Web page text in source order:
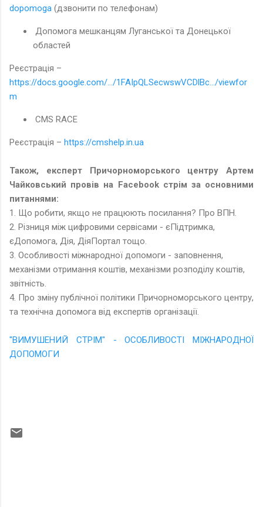
dopomoga (дзвонити по телефонам)
Допомога мешканцям Луганської та Донецької
областей
Реєстрація –
https://docs.google.com/.../1FAIpQLSecwswVCDlBc.../viewfor
m
CMS RACE
Реєстрація – https://cmshelp.in.ua
Також, експерт Причорноморського центру Артем
Чайковський провів на Facebook стрім за основними
питаннями:
1. Що робити, якщо не працюють посилання? Про ВПН.
2. Різниця між цифровими сервісами - єПідтримка,
єДопомога, Дія, ДіяПортал тощо.
3. Особливості міжнародної допомоги - заповнення,
механізми отримання коштів, механізми розподілу коштів,
звітність.
4. Про зміну публічної політики Причорноморського центру,
та технічна допомога від експертів організації.
"ВИМУШЕНИЙ СТРІМ" - ОСОБЛИВОСТІ МІЖНАРОДНОЇ
ДОПОМОГИ